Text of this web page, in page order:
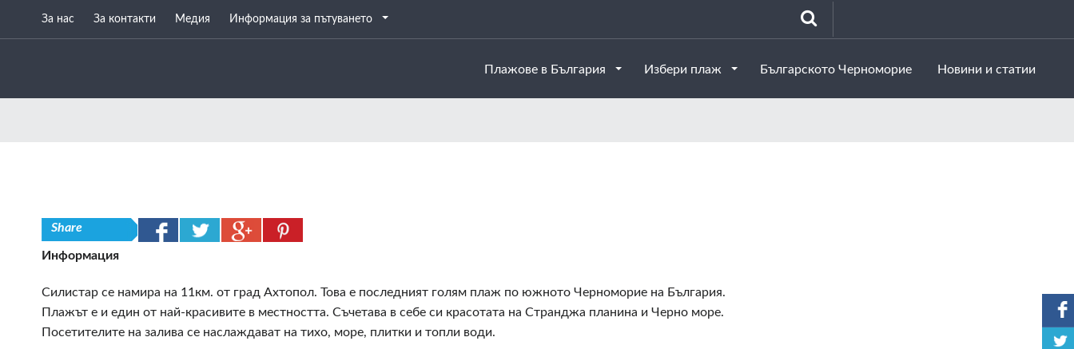
За нас За контакти Медия Информация за пътуването
Плажове в България Избери плаж Българското Черноморие Новини и статии
Share
Информация
Силистар се намира на 11км. от град Ахтопол. Това е последният голям плаж по южното Черноморие на България.
Плажът е и един от най-красивите в местността. Съчетава в себе си красотата на Странджа планина и Черно море.
Посетителите на залива се наслаждават на тихо, море, плитки и топли води.